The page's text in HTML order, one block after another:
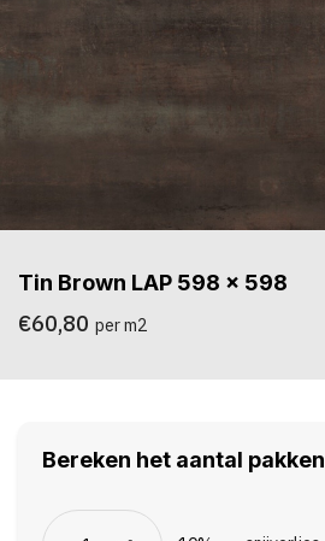
Tin Brown LAP 598 x 598
€60,80 per m2
Bereken het aantal pakken